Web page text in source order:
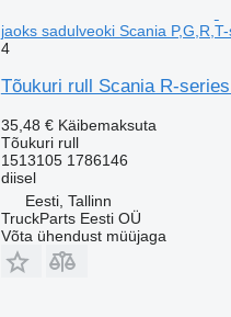
jaoks sadulveoki Scania
4
Tõukuri rull Scania R-
35,48 € Käibemaksuta
Tõukuri rull
1513105 1786146
diisel
Eesti, Tallinn
TruckParts Eesti OÜ
Võta ühendust müüjaga